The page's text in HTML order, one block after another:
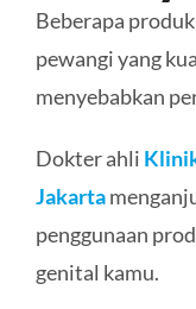
Beberapa
pewangi yang
menyebabkan
Dokter ahli
Jakarta
penggunaan
genital kamu.